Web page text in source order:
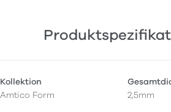
Kollektion
Amtico Form
2,5mm